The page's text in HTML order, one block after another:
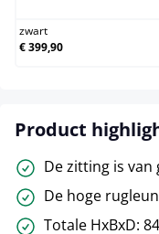
zwart
€ 399,90
Product
De zitting is van
De hoge
Totale HxBxD: